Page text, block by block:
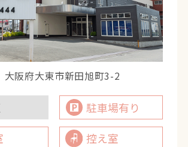
大阪府大東市新田旭町3-2
駐車場有り
控え室